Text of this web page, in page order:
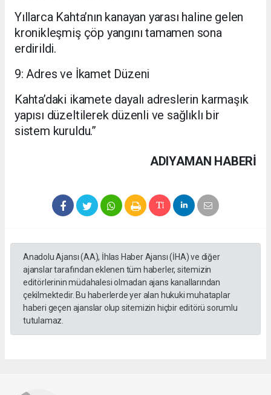
Yıllarca Kahta’nın kanayan yarası haline gelen
kronikleşmiş çöp yangını tamamen sona
erdirildi.
9: Adres ve İkamet Düzeni
Kahta’daki ikamete dayalı adreslerin karmaşık
yapısı düzeltilerek düzenli ve sağlıklı bir
sistem kuruldu.”
ADIYAMAN HABERİ
Anadolu Ajansı (AA), İhlas Haber Ajansı (İHA) ve diğer
ajanslar tarafından eklenen tüm haberler, sitemizin
editörlerinin müdahalesi olmadan ajans kanallarından
çekilmektedir. Bu haberlerde yer alan hukuki muhataplar
haberi geçen ajanslar olup sitemizin hiçbir editörü sorumlu
tutulamaz.